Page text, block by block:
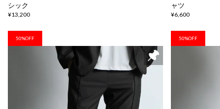
シック
¥13,200
ャツ
¥6,600
50%OFF 50%OFF